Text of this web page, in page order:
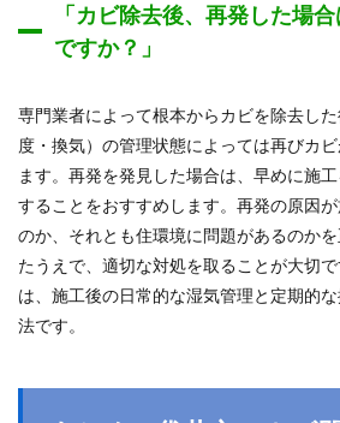
「カビ除去後、再発した場
ですか？」
専門業者によって根本からカビを除去し
度・換気）の管理状態によっては再びカ
ます。再発を発見した場合は、早めに施
することをおすすめします。再発の原因
のか、それとも住環境に問題があるのか
たうえで、適切な対処を取ることが大切
は、施工後の日常的な湿気管理と定期的
法です。